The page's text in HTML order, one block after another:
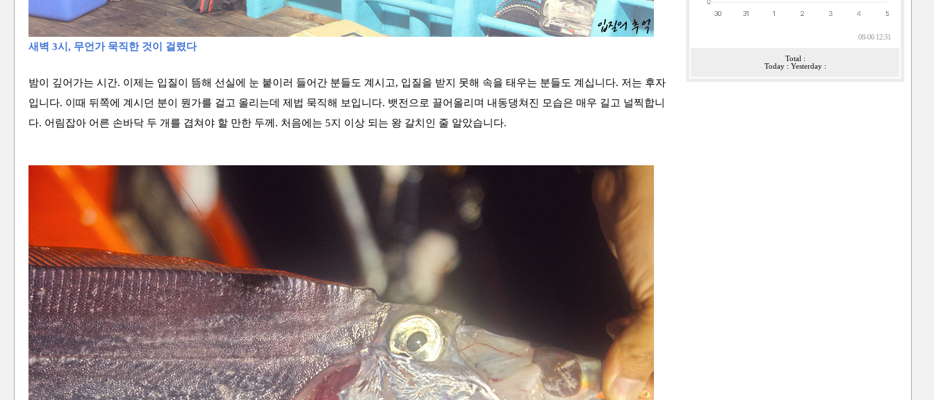
새벽 3시, 무언가 묵직한 것이 걸렸다
밤이 깊어가는 시간. 이제는 입질이 뜸해 선실에 눈 붙이러 들어간 분들도 계시고, 입질을 받지 못해 속을 태우는 분들도 계십니다. 저는 후자
입니다. 이때 뒤쪽에 계시던 분이 뭔가를 걸고 올리는데 제법 묵직해 보입니다. 뱃전으로 끌어올리며 내동댕쳐진 모습은 매우 길고 널찍합니
다. 어림잡아 어른 손바닥 두 개를 겹쳐야 할 만한 두께. 처음에는 5지 이상 되는 왕 갈치인 줄 알았습니다.
08-06 12:31
Total :
Today : Yesterday :